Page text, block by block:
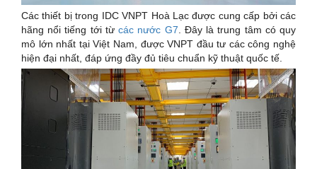
Các thiết bị trong IDC VNPT Hoà Lạc được cung cấp bởi các
hãng nổi tiếng tới từcác nước G7 . Đây là trung tâm có quy
mô lớn nhất tại Việt Nam, được VNPT đầu tư các công nghệ
hiện đại nhất, đáp ứng đầy đủ tiêu chuẩn kỹ thuật quốc tế.